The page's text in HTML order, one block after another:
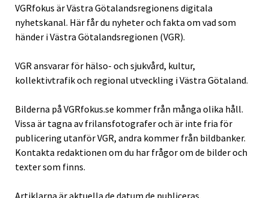
VGRfokus är Västra Götalandsregionens digitala
nyhetskanal. Här får du nyheter och fakta om vad som
händer i Västra Götalandsregionen (VGR).
VGR ansvarar för hälso- och sjukvård, kultur,
kollektivtrafik och regional utveckling i Västra Götaland.
Bilderna på VGRfokus.se kommer från många olika håll.
Vissa är tagna av frilansfotografer och är inte fria för
publicering utanför VGR, andra kommer från bildbanker.
Kontakta redaktionen om du har frågor om de bilder och
texter som finns.
Artiklarna är aktuella de datum de publiceras.